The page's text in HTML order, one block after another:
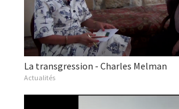
La transgression - Charles Melman
Actualités